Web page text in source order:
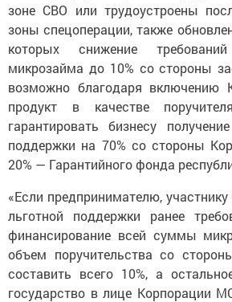
зоне СВО или трудоустроены
зоны спецоперации, также
которых снижение
микрозайма до 10% со стороны
возможно благодаря
продукт в качестве
гарантировать бизнесу
поддержки на 70% со стороны
20% — Гарантийного фонда
«Если предпринимателю,
льготной поддержки ранее
финансирование всей суммы
объем поручительства со
составить всего 10%, а
государство в лице Корпорации